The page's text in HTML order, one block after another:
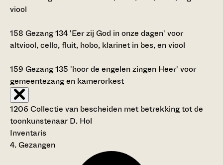
viool
158 Gezang 134 'Eer zij God in onze dagen' voor
altviool, cello, fluit, hobo, klarinet in bes, en viool
159 Gezang 135 'hoor de engelen zingen Heer' voor
gemeentezang en kamerorkest
1206 Collectie van bescheiden met betrekking tot de
toonkunstenaar D. Hol
Inventaris
4. Gezangen